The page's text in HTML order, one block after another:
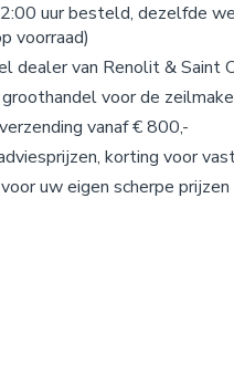
uur besteld, dezelfde
voorraad)
dealer van Renolit & Saint
voor de
vanaf € 800,-
korting voor
uw eigen scherpe